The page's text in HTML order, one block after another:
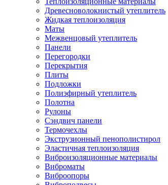
Древесноволокнистый утеплитель
Жидкая теплоизоляция
Маты
Межвенцовый утеплитель
Панели
Перегородки
Перекрытия
Плиты
Подложки
Полиэфирный утеплитель
Полотна
Рулоны
Сэндвич панели
Термочехлы
Экструзионный пенополистирол
Эластичная теплоизоляция
Виброизоляционные материалы
Виброматы
Виброопоры